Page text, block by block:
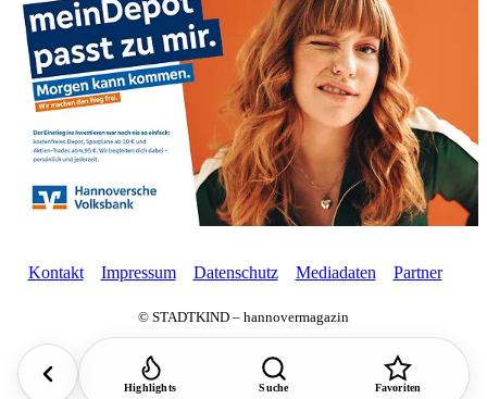
Kontakt Impressum Datenschutz Mediadaten Partner
© STADTKIND – hannovermagazin
Highlights Suche Favoriten